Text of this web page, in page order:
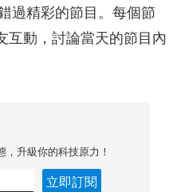
過精彩的節目。每個節
互動，討論當天的節目內
升級你的科技原力！
立即訂閱